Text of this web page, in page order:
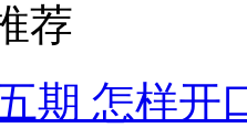
荐
期 怎样开